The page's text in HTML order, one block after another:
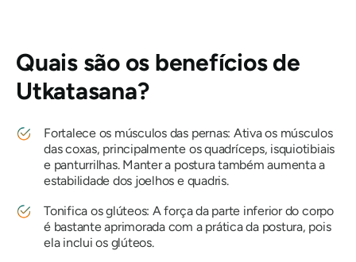
Quais são os benefícios de
Utkatasana?
Fortalece os músculos das pernas: Ativa os músculos
das coxas, principalmente os quadríceps, isquiotibiais
e panturrilhas. Manter a postura também aumenta a
estabilidade dos joelhos e quadris.
Tonifica os glúteos: A força da parte inferior do corpo
é bastante aprimorada com a prática da postura, pois
ela inclui os glúteos.